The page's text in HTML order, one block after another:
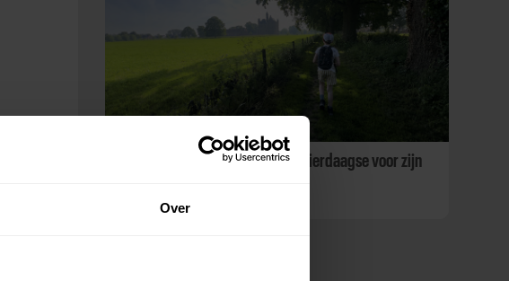
Over
Slechtziende Boaz wandelt de Vierdaagse voor zijn